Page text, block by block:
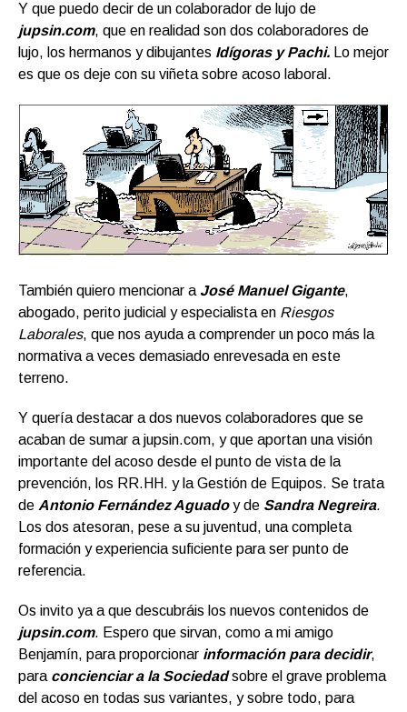
Y que puedo decir de un colaborador de lujo de
jupsin.com, que en realidad son dos colaboradores de
lujo, los hermanos y dibujantes Idígoras y Pachi. Lo mejor
es que os deje con su viñeta sobre acoso laboral.
También quiero mencionar a José Manuel Gigante,
abogado, perito judicial y especialista en Riesgos
Laborales, que nos ayuda a comprender un poco más la
normativa a veces demasiado enrevesada en este
terreno.
Y quería destacar a dos nuevos colaboradores que se
acaban de sumar a jupsin.com, y que aportan una visión
importante del acoso desde el punto de vista de la
prevención, los RR.HH. y la Gestión de Equipos. Se trata
de Antonio Fernández Aguadoy de Sandra Negreira.
Los dos atesoran, pese a su juventud, una completa
formación y experiencia suficiente para ser punto de
referencia.
Os invito ya a que descubráis los nuevos contenidos de
jupsin.com. Espero que sirvan, como a mi amigo
Benjamín, para proporcionar información para decidir,
para concienciar a la Sociedadsobre el grave problema
del acoso en todas sus variantes, y sobre todo, para